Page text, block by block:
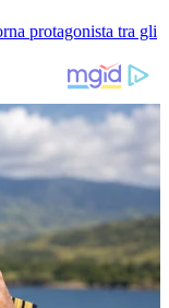
protagonista tra gli